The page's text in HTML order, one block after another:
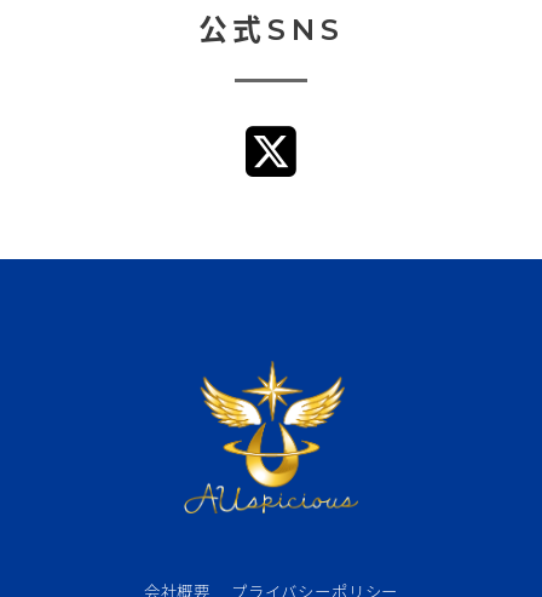
公式SNS
会社概要 プライバシーポリシー